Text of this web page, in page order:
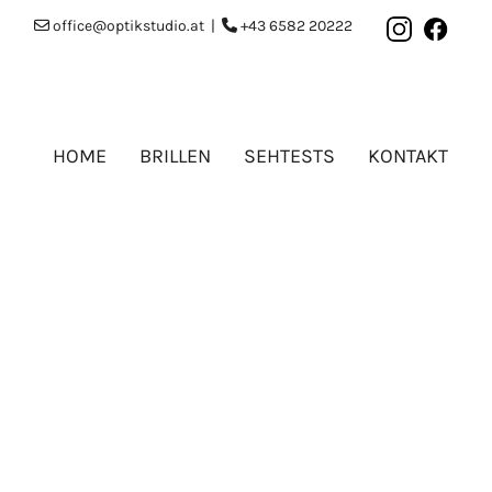
 office@optikstudio.at |  +43 6582 20222
HOME BRILLEN SEHTESTS KONTAKT